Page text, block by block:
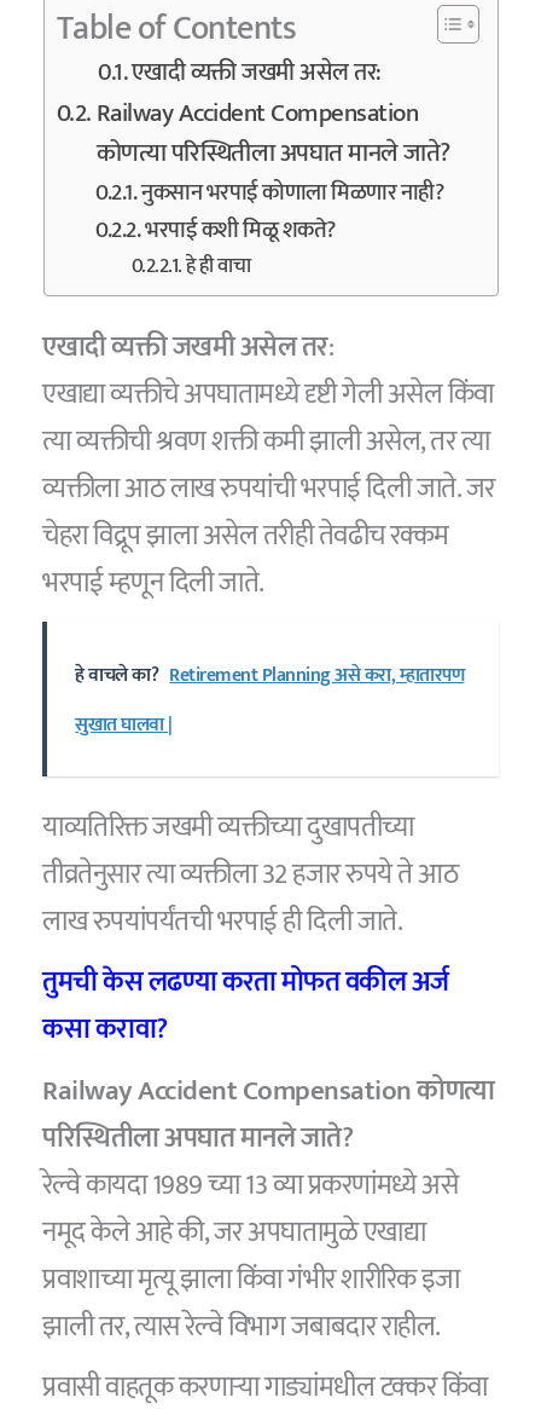
Table of Contents
एखादी व्यक्ती जखमी असेल तर:
Railway Accident Compensation
कोणत्या परिस्थितीला अपघात मानले जाते?
नुकसान भरपाई कोणाला मिळणार नाही?
भरपाई कशी मिळू शकते?
हे ही वाचा
एखादी व्यक्ती जखमी असेल तर:
एखाद्या व्यक्तीचे अपघातामध्ये दृष्टी गेली असेल किंवा
त्या व्यक्तीची श्रवण शक्ती कमी झाली असेल, तर त्या
व्यक्तीला आठ लाख रुपयांची भरपाई दिली जाते. जर
चेहरा विद्रूप झाला असेल तरीही तेवढीच रक्कम
भरपाई म्हणून दिली जाते.
हे वाचले का? Retirement Planning असे करा, म्हातारपण
सुखात घालवा |
याव्यतिरिक्त जखमी व्यक्तीच्या दुखापतीच्या
तीव्रतेनुसार त्या व्यक्तीला 32 हजार रुपये ते आठ
लाख रुपयांपर्यंतची भरपाई ही दिली जाते.
तुमची केस लढण्या करता मोफत वकील अर्ज
कसा करावा?
Railway Accident Compensation कोणत्या
परिस्थितीला अपघात मानले जाते?
रेल्वे कायदा 1989 च्या 13 व्या प्रकरणांमध्ये असे
नमूद केले आहे की, जर अपघातामुळे एखाद्या
प्रवाशाच्या मृत्यू झाला किंवा गंभीर शारीरिक इजा
झाली तर, त्यास रेल्वे विभाग जबाबदार राहील.
प्रवासी वाहतूक करणाऱ्या गाड्यांमधील टक्कर किंवा